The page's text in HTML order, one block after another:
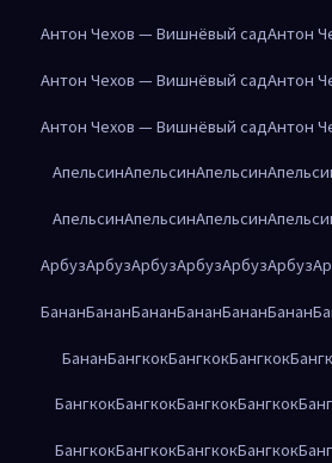
Антон Чехов — Вишнёвый садАнтон
Антон Чехов — Вишнёвый садАнтон
Антон Чехов — Вишнёвый садАнтон
АпельсинАпельсинАпельсин
АпельсинАпельсинАпельсин
АрбузАрбузАрбузАрбузАрбузАрбуз
БананБананБананБананБананБанан
БананБангкокБангкокБангкок
БангкокБангкокБангкокБангкок
БангкокБангкокБангкокБангкок